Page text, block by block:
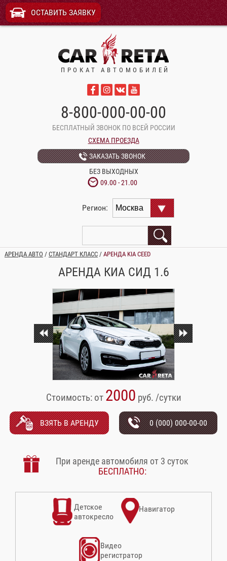
ОСТАВИТЬ ЗАЯВКУ
ПРОКАТ АВТОМОБИЛЕЙ
8-800-000-00-00
БЕСПЛАТНЫЙ ЗВОНОК ПО ВСЕЙ РОССИИ
СХЕМА ПРОЕЗДА
ЗАКАЗАТЬ ЗВОНОК
БЕЗ ВЫХОДНЫХ
09.00 - 21.00
Регион:
АРЕНДА АВТО / СТАНДАРТ КЛАСС/ АРЕНДА KIA CEED
АРЕНДА КИА СИД 1.6
Стоимость: от 2000 руб. /сутки
ВЗЯТЬ В АРЕНДУ 0 (000) 000-00-00
При аренде автомобиля от 3 суток
БЕСПЛАТНО:
Детское
автокресло
Навигатор
Видео
регистратор